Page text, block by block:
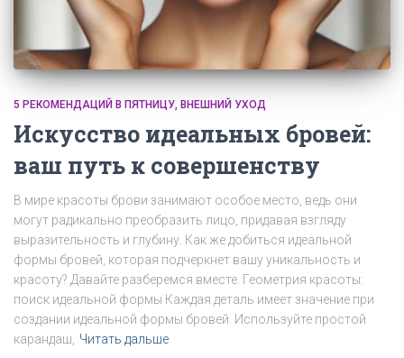
5 РЕКОМЕНДАЦИЙ В ПЯТНИЦУ ВНЕШНИЙ УХОД
Искусство идеальных бровей:
ваш путь к совершенству
В мире красоты брови занимают особое место, ведь они
могут радикально преобразить лицо, придавая взгляду
выразительность и глубину. Как же добиться идеальной
формы бровей, которая подчеркнет вашу уникальность и
красоту? Давайте разберемся вместе. Геометрия красоты:
поиск идеальной формы Каждая деталь имеет значение при
создании идеальной формы бровей. Используйте простой
карандаш,
Читать дальше